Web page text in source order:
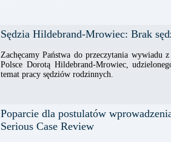
Sędzia Hildebrand-Mrowiec: Brak
Zachęcamy Państwa do przeczytania wywiadu
Polsce Dorotą Hildebrand-Mrowiec,
temat pracy sędziów rodzinnych.
Poparcie dla postulatów
Serious Case Review